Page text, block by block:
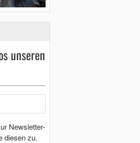
unseren
Newsletter-
diesen zu.